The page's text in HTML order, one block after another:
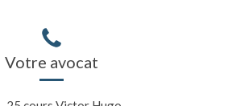
Votre avocat